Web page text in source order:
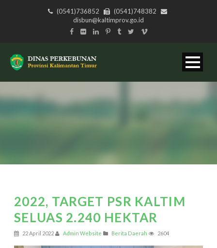
(0541)736852
(0541)748382
disbun@kaltimprov.go.id
2022, TARGET PSR KALTIM
SELUAS 2.240 HEKTAR
22 April 2022 Admin Website Berita Daerah 2604